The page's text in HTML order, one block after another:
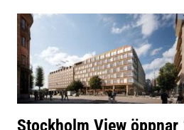
Stockholm View